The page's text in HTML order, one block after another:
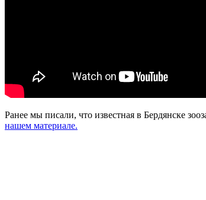
Ранее мы писали, что известная в Бердянске
нашем материале.